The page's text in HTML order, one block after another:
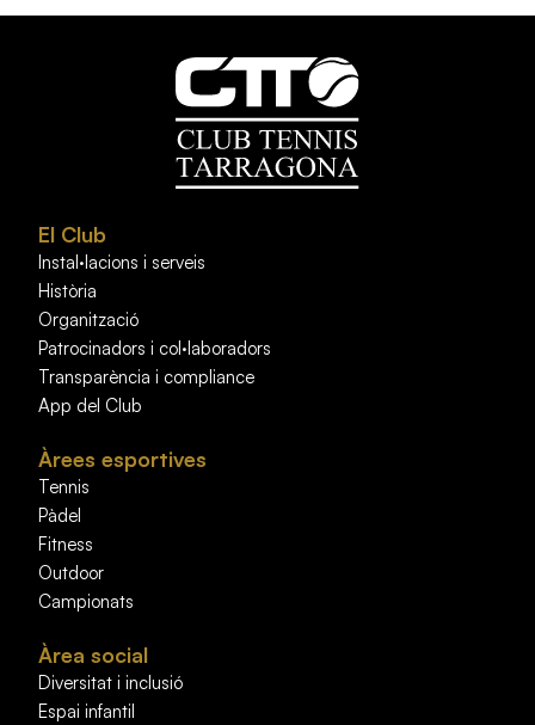
El Club
Instal·lacions i serveis
Història
Organització
Patrocinadors i col·laboradors
Transparència i compliance
App del Club
Àrees esportives
Tennis
Pàdel
Fitness
Outdoor
Campionats
Àrea social
Diversitat i inclusió
Espai infantil